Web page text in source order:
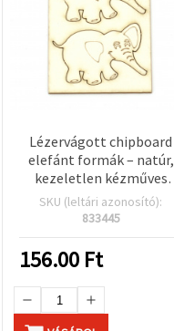
Lézervágott chipboard
elefánt formák – natúr,
kezeletlen kézműves
díszítőelemek, 48 × 35
mm, 2 db-os csomag
SKU (leltári azonosító):
833445
156.00 Ft